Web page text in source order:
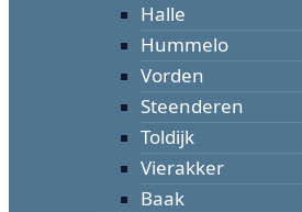
Halle
Hummelo
Vorden
Steenderen
Toldijk
Vierakker
Baak